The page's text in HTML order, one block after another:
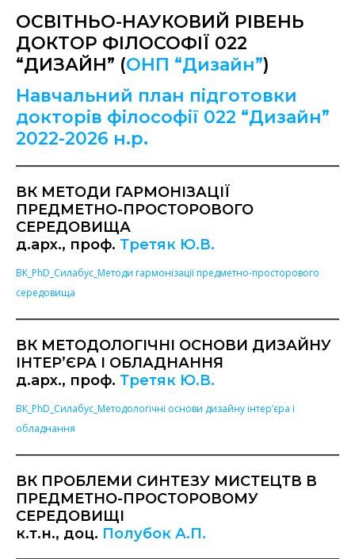
ОСВІТНЬО-НАУКОВИЙ РІВЕНЬ
ДОКТОР ФІЛОСОФІЇ 022
“ДИЗАЙН” (ОНП “Дизайн”)
Навчальний план підготовки
докторів філософії 022 “Дизайн”
2022-2026 н.р.
ВК МЕТОДИ ГАРМОНІЗАЦІЇ
ПРЕДМЕТНО-ПРОСТОРОВОГО
СЕРЕДОВИЩА
д.арх., проф. Третяк Ю.В.
ВК_PhD_Силабус_Методи гармонізації предметно-просторового
середовища
ВК МЕТОДОЛОГІЧНІ ОСНОВИ ДИЗАЙНУ
ІНТЕР’ЄРА І ОБЛАДНАННЯ
д.арх., проф. Третяк Ю.В.
ВК_PhD_Силабус_Методологічні основи дизайну інтер’єра і
обладнання
ВК ПРОБЛЕМИ СИНТЕЗУ МИСТЕЦТВ В
ПРЕДМЕТНО-ПРОСТОРОВОМУ
СЕРЕДОВИЩІ
к.т.н., доц. Полубок А.П.